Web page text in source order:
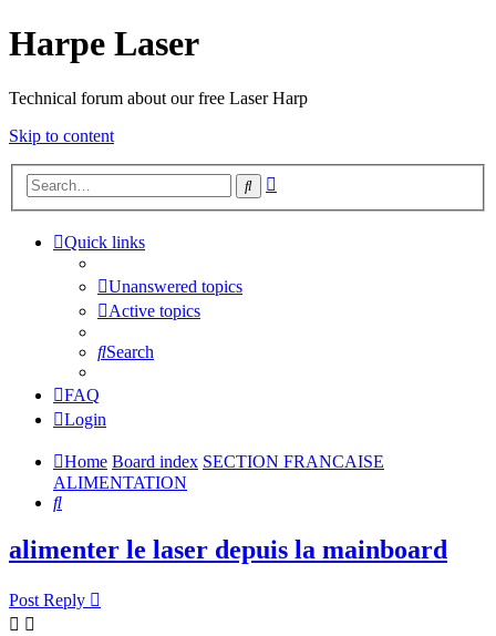
Harpe Laser
Technical forum about our free Laser Harp
Skip to content
Search
Quick links
Unanswered topics
Active topics
Search
FAQ
Login
Home Board index SECTION FRANCAISE
ALIMENTATION
Search
alimenter le laser depuis la mainboard
Post Reply